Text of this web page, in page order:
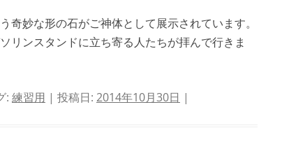
奇妙な形の石がご神体として展示されています。
リンスタンドに立ち寄る人たちが拝んで行きま
: 練習用 | 投稿日: 2014年10月30日 |